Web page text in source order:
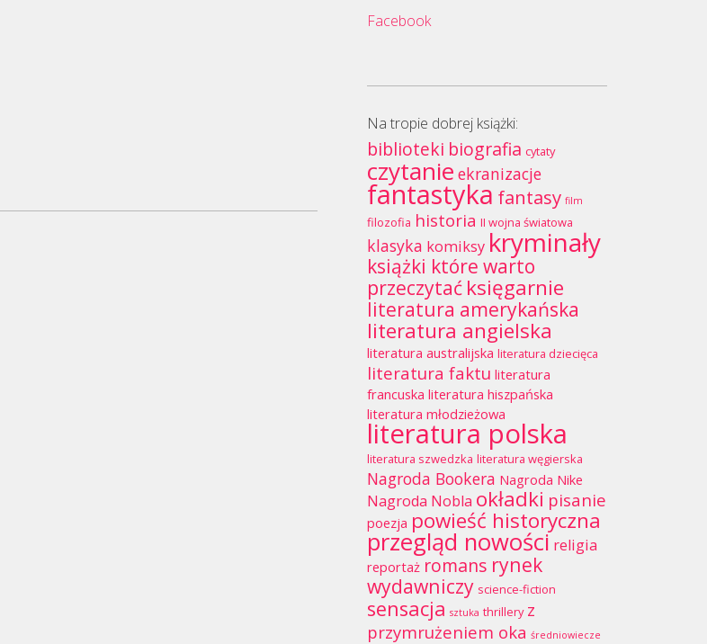
Facebook
Na tropie dobrej książki:
biblioteki biografia cytaty
czytanie ekranizacje
fantastyka fantasy film
filozofia historia II wojna światowa
klasyka komiksy kryminały
książki które warto
przeczytać księgarnie
literatura amerykańska
literatura angielska
literatura australijska literatura dziecięca
literatura faktu literatura
francuska literatura hiszpańska
literatura młodzieżowa
literatura polska
literatura szwedzka literatura węgierska
Nagroda Bookera Nagroda Nike
Nagroda Nobla okładki pisanie
poezja powieść historyczna
przegląd nowości religia
reportaż romans rynek
wydawniczy science-fiction
sensacja sztuka thrillery z
przymrużeniem oka średniowiecze